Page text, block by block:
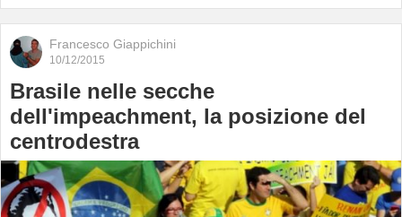
Francesco Giappichini
10/12/2015
Brasile nelle secche
dell'impeachment, la posizione del
centrodestra